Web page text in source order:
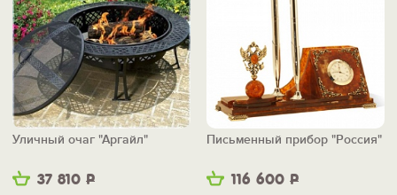
37 810 Р
Уличный очаг "Аргайл"
116 600 Р
Письменный прибор "Россия"